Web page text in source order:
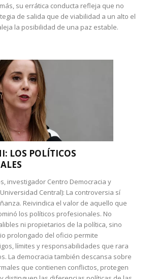
su errática conducta refleja que no
de salida que de viabilidad a un alto el
la posibilidad de una paz estable.
LOS POLÍTICOS
investigador Centro Democracia y
Central): La controversia sí
Reivindica el valor de aquello que
los políticos profesionales. No
ni propietarios de la política, sino
prolongado del oficio permite
límites y responsabilidades que rara
La democracia también descansa sobre
que contienen conflictos, protegen